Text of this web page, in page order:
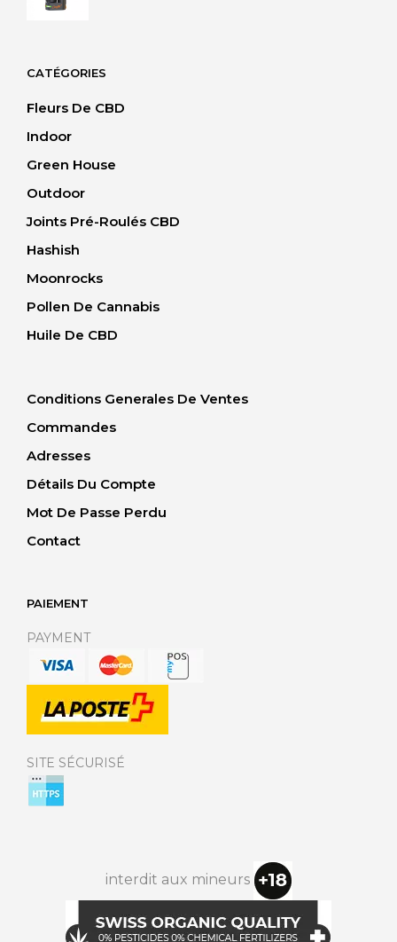
CATÉGORIES
Fleurs De CBD
Indoor
Green House
Outdoor
Joints Pré-Roulés CBD
Hashish
Moonrocks
Pollen De Cannabis
Huile De CBD
Conditions Generales De Ventes
Commandes
Adresses
Détails Du Compte
Mot De Passe Perdu
Contact
PAIEMENT
PAYMENT
SITE SÉCURISÉ
interdit aux mineurs